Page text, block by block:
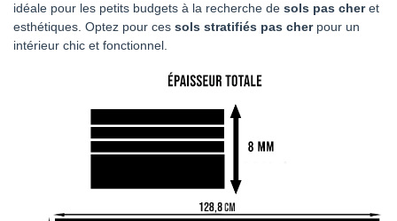
idéale pour les petits budgets à la recherche de sols pas cheret
esthétiques. Optez pour ces sols stratifiés pas cherpour un
intérieur chic et fonctionnel.